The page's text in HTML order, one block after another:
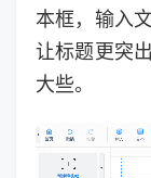
本框，输入
让标题更突
大些。